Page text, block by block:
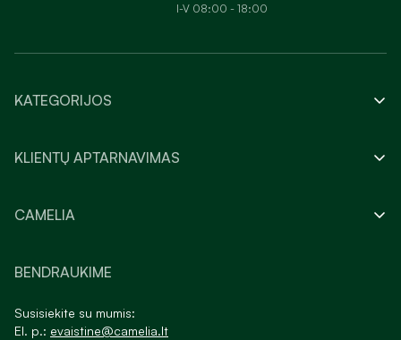
I-V 08:00 - 18:00
KATEGORIJOS
KLIENTŲ APTARNAVIMAS
CAMELIA
BENDRAUKIME
Susisiekite su mumis:
El. p.: evaistine@camelia.lt